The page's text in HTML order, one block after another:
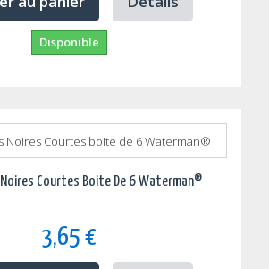
Disponible
Courtes Boite De 6 Waterman®
3,65 €